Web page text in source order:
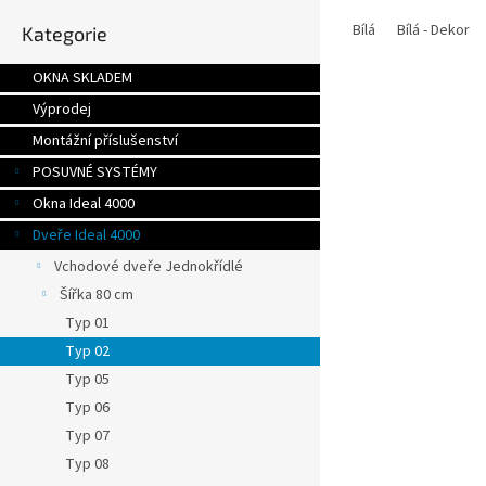
kategorie
Kategorie
OKNA SKLADEM
Výprodej
Montážní příslušenství
POSUVNÉ SYSTÉMY
Okna Ideal 4000
Dveře Ideal 4000
Vchodové dveře Jednokřídlé
Šířka 80 cm
Typ 01
Typ 02
Typ 05
Typ 06
Typ 07
Typ 08
Bílá Bílá - Dekor